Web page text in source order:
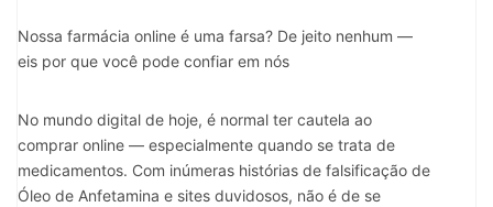
Nossa farmácia online é uma farsa? De jeito nenhum —
eis por que você pode confiar em nós
No mundo digital de hoje, é normal ter cautela ao
comprar online — especialmente quando se trata de
medicamentos. Com inúmeras histórias de falsificação de
Óleo de Anfetamina e sites duvidosos, não é de se